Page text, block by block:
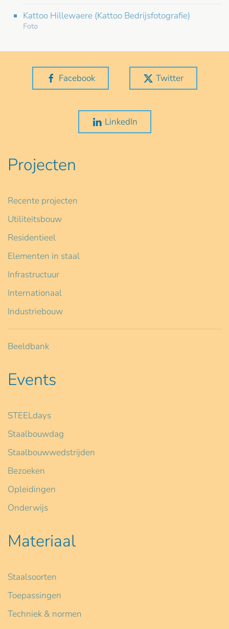
Kattoo Hillewaere (Kattoo Bedrijsfotografie)
Foto
Facebook Twitter
LinkedIn
Projecten
Recente projecten
Utiliteitsbouw
Residentieel
Elementen in staal
Infrastructuur
Internationaal
Industriebouw
Beeldbank
Events
STEELdays
Staalbouwdag
Staalbouwwedstrijden
Bezoeken
Opleidingen
Onderwijs
Materiaal
Staalsoorten
Toepassingen
Techniek & normen